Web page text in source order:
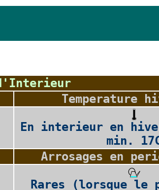
d'Interieur
Temperature
En interieur en
min.
Arrosages en
Rares (lorsque le